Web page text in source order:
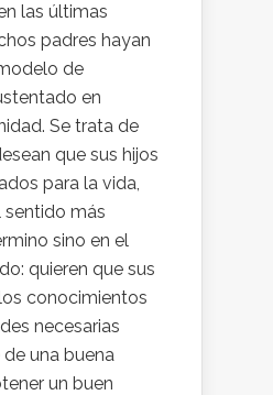
las últimas
padres hayan
de
en
Se trata de
que sus hijos
para la vida,
sentido más
sino en el
quieren que sus
conocimientos
necesarias
una buena
un buen